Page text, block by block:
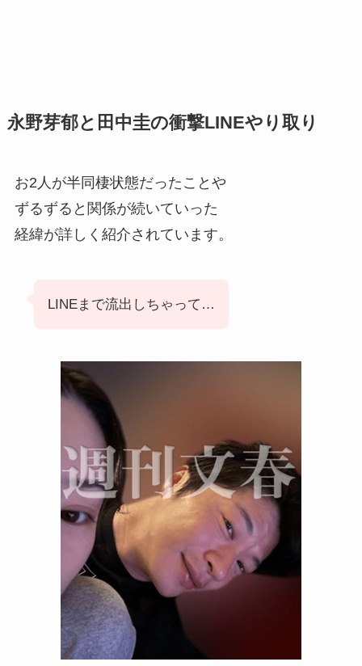
永野芽郁と田中圭の衝撃LINEやり取り
お2人が半同棲状態だったことや
ずるずると関係が続いていった
経緯が詳しく紹介されています。
LINEまで流出しちゃって…